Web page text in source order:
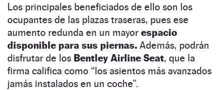
Los principales beneficiados de ello son los
ocupantes de las plazas traseras, pues ese
aumento redunda en un mayor espacio
disponible para sus piernas. Además, podrán
disfrutar de los Bentley Airline Seat, que la
firma califica como “los asientos más avanzados
jamás instalados en un coche”.